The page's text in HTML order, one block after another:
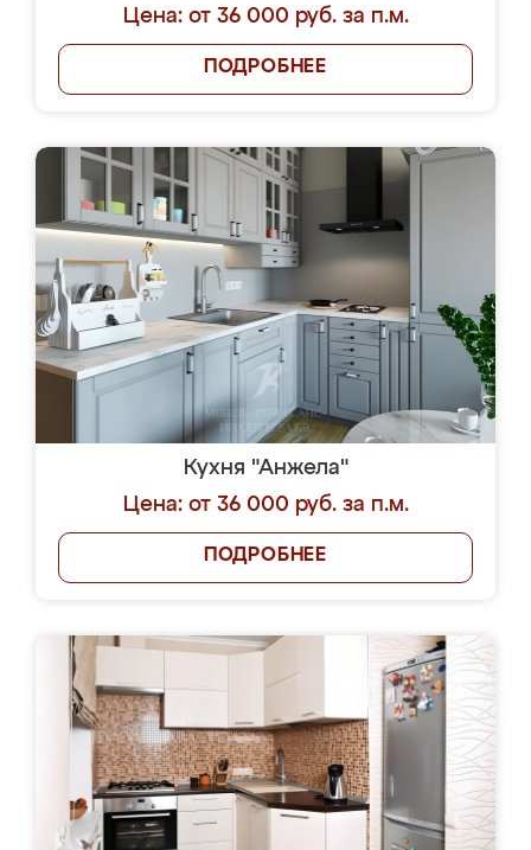
Цена: от 36 000 руб. за п.м.
ПОДРОБНЕЕ
Кухня "Анжела"
Цена: от 36 000 руб. за п.м.
ПОДРОБНЕЕ